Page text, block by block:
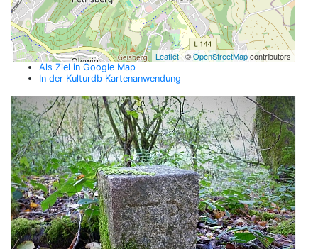
Leaflet| ©OpenStreetMapcontributors
Als Ziel in Google Map
In der Kulturdb Kartenanwendung